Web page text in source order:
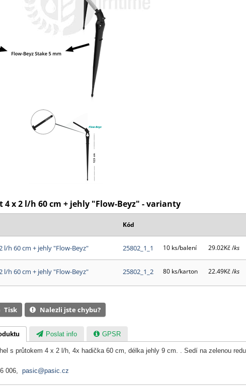
4 x 2 l/h 60 cm + jehly "Flow-Beyz" - varianty
Kód
l/h 60 cm + jehly "Flow-Beyz" 25802_1_1 10 ks/balení 29.02Kč /ks
l/h 60 cm + jehly "Flow-Beyz" 25802_1_2 80 ks/karton 22.49Kč /ks
Tisk Nalezli jste chybu?
Poslat info GPSR
s průtokem 4 x 2 l/h, 4x hadička 60 cm, délka jehly 9 cm. . Sedí na zelenou
006, pasic@pasic.cz